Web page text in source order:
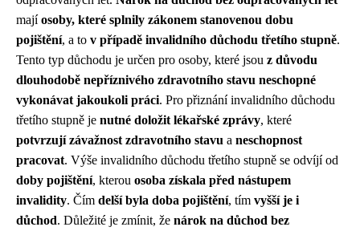
majíosoby, které splnily zákonem stanovenou dobu
pojištění, a to v případě invalidního důchodu třetího stupně.
Tento typ důchodu je určen pro osoby, které jsou z důvodu
dlouhodobě nepříznivého zdravotního stavu neschopné
vykonávat jakoukoli práci. Pro přiznání invalidního důchodu
třetího stupně je nutné doložit lékařské zprávy, které
potvrzují závažnost zdravotního stavu a neschopnost
pracovat. Výše invalidního důchodu třetího stupně se odvíjí od
doby pojištění, kterou osoba získala před nástupem
invalidity. Čím delší byla doba pojištění, tím vyšší je i
důchod. Důležité je zmínit, že nárok na důchod bez